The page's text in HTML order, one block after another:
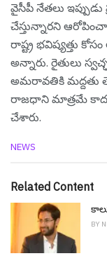
వైసీపీ నేతలు ఇప్పుడు
చేస్తున్నార‌ని
రాష్ట్ర భవిష్యత్తు
అన్నారు. రైతులు
అమరావతికి మద్దతు
రాజధాని మాత్రమే కాదు,
చేశారు.
C
e
e
NEWS
Related Content
BY